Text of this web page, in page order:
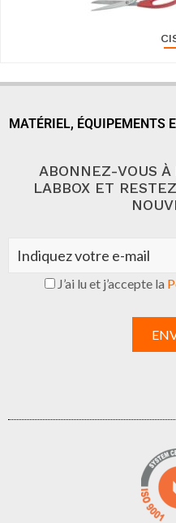
MATÉRIEL, ÉQUIPEMENTS
ABONNEZ-VOUS
LABBOX ET
J’ai lu et j’accepte la